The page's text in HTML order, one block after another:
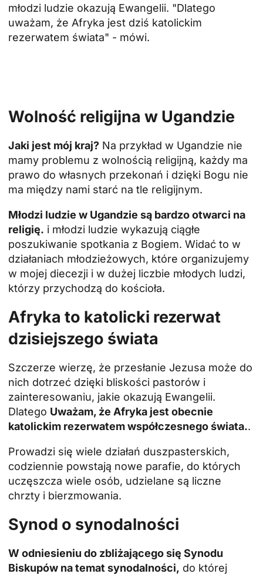
młodzi ludzie okazują Ewangelii. "Dlatego
uważam, że Afryka jest dziś katolickim
rezerwatem świata" - mówi.
Wolność religijna w Ugandzie
Jaki jest mój kraj? Na przykład w Ugandzie nie
mamy problemu z wolnością religijną, każdy ma
prawo do własnych przekonań i dzięki Bogu nie
ma między nami starć na tle religijnym.
Młodzi ludzie w Ugandzie są bardzo otwarci na
religię. i młodzi ludzie wykazują ciągłe
poszukiwanie spotkania z Bogiem. Widać to w
działaniach młodzieżowych, które organizujemy
w mojej diecezji i w dużej liczbie młodych ludzi,
którzy przychodzą do kościoła.
Afryka to katolicki rezerwat
dzisiejszego świata
Szczerze wierzę, że przesłanie Jezusa może do
nich dotrzeć dzięki bliskości pastorów i
zainteresowaniu, jakie okazują Ewangelii.
Dlatego Uważam, że Afryka jest obecnie
katolickim rezerwatem współczesnego świata..
Prowadzi się wiele działań duszpasterskich,
codziennie powstają nowe parafie, do których
uczęszcza wiele osób, udzielane są liczne
chrzty i bierzmowania.
Synod o synodalności
W odniesieniu do zbliżającego się Synodu
Biskupów na temat synodalności, do której